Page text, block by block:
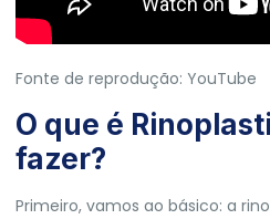
Fonte de reprodução: YouTube
O que é
fazer?
Primeiro, vamos ao básico: a